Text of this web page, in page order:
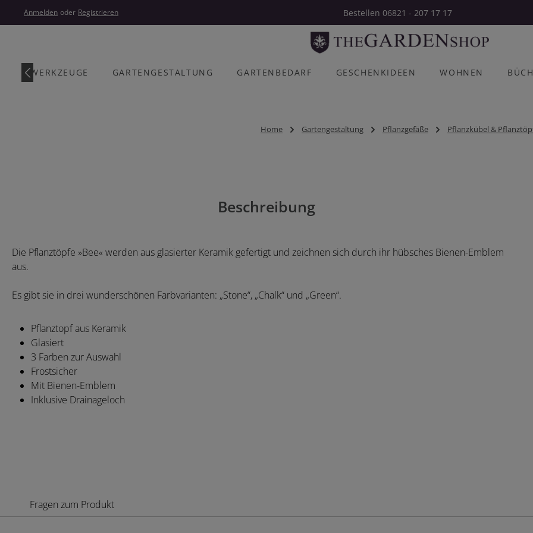
Hauptinhalt springen
Zur Hauptnavigation springen
Anmelden oder Registrieren Bestellen 06821 - 207 17 17
GARTENGESTALTUNG GARTENBEDARF GESCHENKIDEEN WOHNEN
Home Gartengestaltung Pflanzgefäße Pflanzkübel &
Beschreibung
Die Pflanztöpfe »Bee« werden aus glasierter Keramik gefertigt und zeichnen sich durch ihr hübsches Bienen-Emblem
aus.
Es gibt sie in drei wunderschönen Farbvarianten: „Stone“, „Chalk“ und „Green“.
Pflanztopf aus Keramik
Glasiert
3 Farben zur Auswahl
Frostsicher
Mit Bienen-Emblem
Inklusive Drainageloch
Fragen zum Produkt